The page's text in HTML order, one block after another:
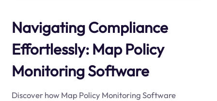
Navigating Compliance
Effortlessly: Map Policy
Monitoring Software
Discover how Map Policy Monitoring Software